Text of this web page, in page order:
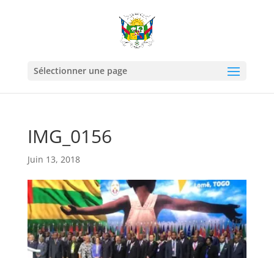
Sélectionner une page
IMG_0156
Juin 13, 2018